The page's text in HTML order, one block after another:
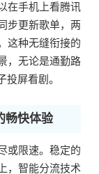
在手机上看腾讯
步更新歌单，两
这种无缝衔接的
，无论是通勤路
投屏看剧。
畅快体验
或限速。稳定的
，智能分流技术